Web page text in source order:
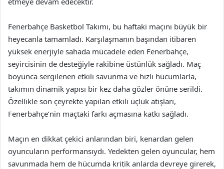
Fenerbahçe Basketbol Takımı, bu haftaki maçını büyük bir
heyecanla tamamladı. Karşılaşmanın başından itibaren
yüksek enerjiyle sahada mücadele eden Fenerbahçe,
seyircisinin de desteğiyle rakibine üstünlük sağladı. Maç
boyunca sergilenen etkili savunma ve hızlı hücumlarla,
takımın dinamik yapısı bir kez daha gözler önüne serildi.
Özellikle son çeyrekte yapılan etkili üçlük atışları,
Fenerbahçe’nin maçtaki farkı açmasına katkı sağladı.
Maçın en dikkat çekici anlarından biri, kenardan gelen
oyuncuların performansıydı. Yedekten gelen oyuncular, hem
savunmada hem de hücumda kritik anlarda devreye girerek,